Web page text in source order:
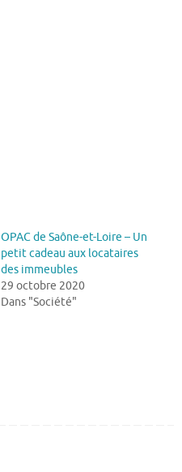
OPAC de Saône-et-Loire – Un
petit cadeau aux locataires
des immeubles
29 octobre 2020
Dans "Société"